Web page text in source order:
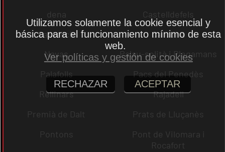
dena
Castelldefels
Castellcir
Cardona
Navas
Palau-solità i Plegamans
Palafolls
Pacs del Penedès
Rellinars
Rajadell
Premià de Dalt
Prats de Lluçanès
Pontons
Pont de Vilomara i
Rocafort
Utilizamos solamente la cookie esencial y
básica para el funcionamiento mínimo de esta
web.
Ver políticas y gestión de cookies
RECHAZAR ACEPTAR